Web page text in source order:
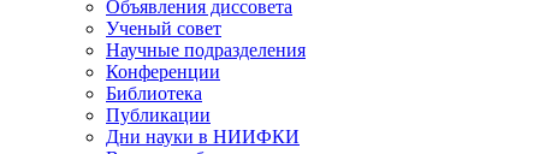
Объявления диссовета
Ученый совет
Научные подразделения
Конференции
Библиотека
Публикации
Дни науки в НИИФКИ